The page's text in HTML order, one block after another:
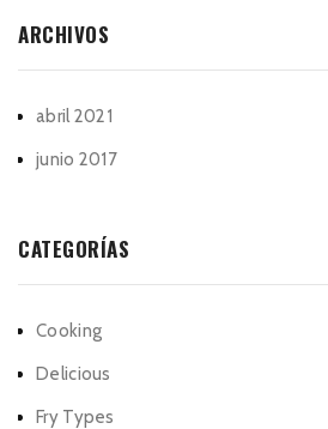
ARCHIVOS
abril 2021
junio 2017
CATEGORÍAS
Cooking
Delicious
Fry Types